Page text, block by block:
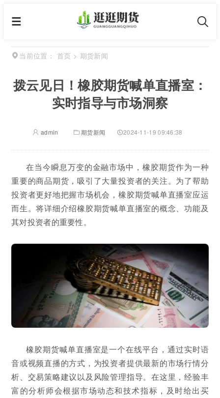
当前位置： 首页 > 期货新闻
拨云见日！橡胶期货喊单直播室：
实时指导与市场洞察
admin 期货新闻 2024-11-19 09:46:38
在当今瞬息万变的金融市场中，橡胶期货作为一种
重要的商品期货，吸引了大量投资者的关注。为了帮助
投资者更好地把握市场机会，橡胶期货喊单直播室应运
而生。将详细介绍橡胶期货喊单直播室的概念、功能及
其对投资者的重要性。
橡胶期货喊单直播室是一个在线平台，通过实时语
音或视频直播的方式，为投资者提供最新的市场行情分
析、交易策略建议以及风险管理指导。在这里，经验丰
富的分析师会根据市场动态和技术指标，及时给出买